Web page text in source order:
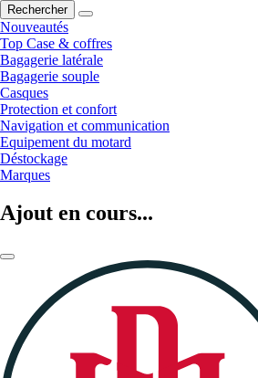
Rechercher
Nouveautés
Top Case & coffres
Bagagerie latérale
Bagagerie souple
Casques
Protection et confort
Navigation et communication
Equipement du motard
Déstockage
Marques
Ajout en cours...